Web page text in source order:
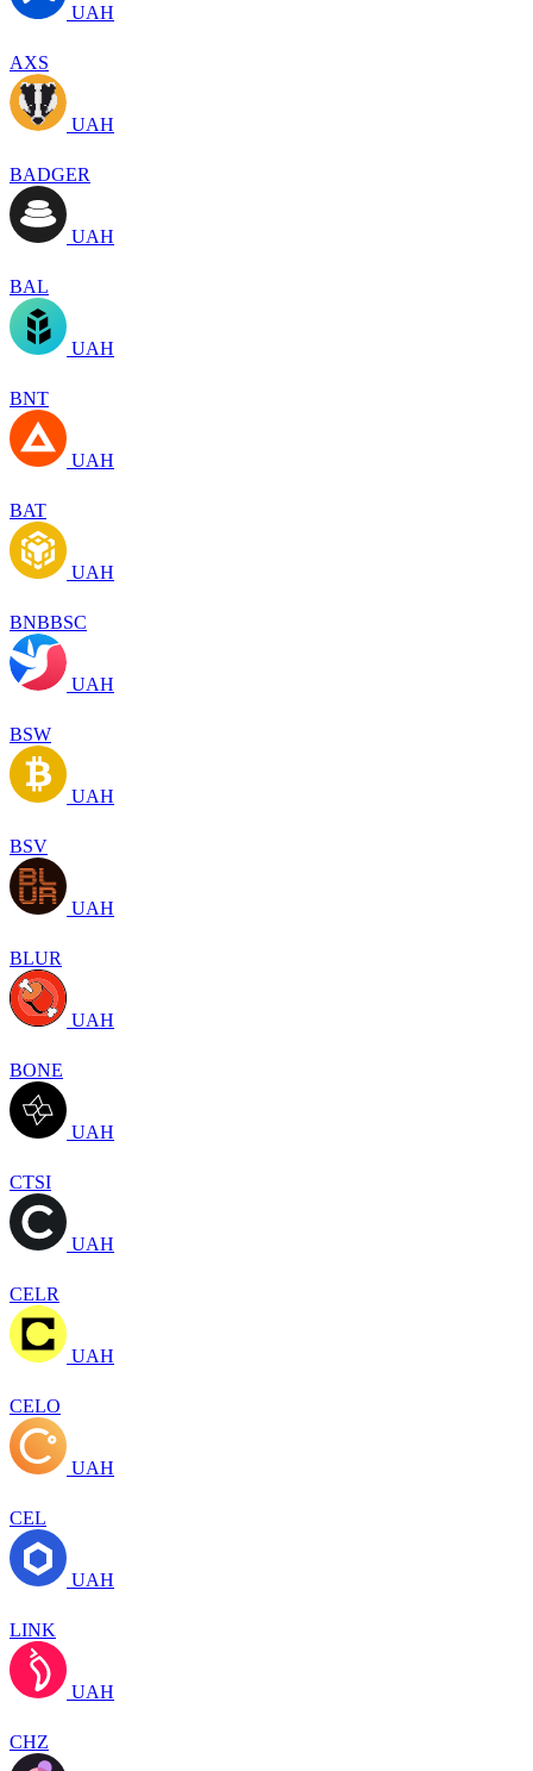
UAH
AXS
UAH
BADGER
UAH
BAL
UAH
BNT
UAH
BAT
UAH
BNBBSC
UAH
BSW
UAH
BSV
UAH
BLUR
UAH
BONE
UAH
CTSI
UAH
CELR
UAH
CELO
UAH
CEL
UAH
LINK
UAH
CHZ